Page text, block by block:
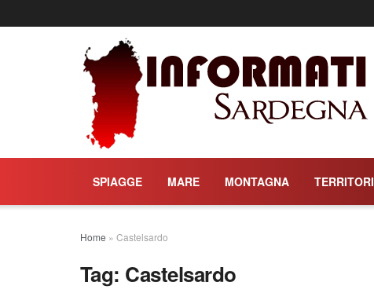
SPIAGGE MARE MONTAGNA TERRITORI
Home » Castelsardo
Tag: Castelsardo